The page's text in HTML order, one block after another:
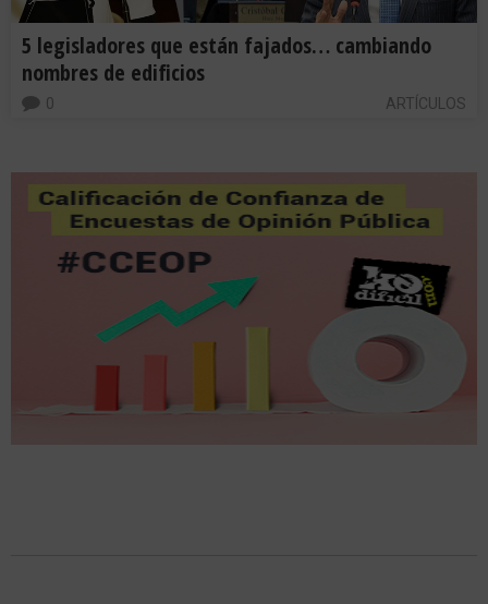
5 legisladores que están fajados… cambiando
nombres de edificios
ARTÍCULOS
0